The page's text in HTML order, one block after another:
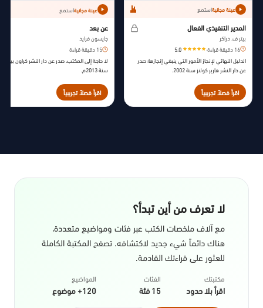
عينة مجانيةاستمع
المدير التنفيذي الفعال
بيتر ف. دراكر
16 دقيقة قراءة
·
5.0
الدليل النهائي لإنجاز الأمور التي ينبغي إنجازها؛ صدر
عن دار النشر هاربر كولنز سنة 2002.
اقرأ فصلاً تجريبياً
عينة مجانيةاستمع
عن بعد
جايسون فرايد
15 دقيقة قراءة
لا حاجة إلى المكتب، صدر عن دار النشر كراون
سنة 2013م.
اقرأ فصلاً تجريبياً
لا تعرف من أين تبدأ؟
مع آلاف ملخصات الكتب عبر فئات ومواضيع متعددة،
هناك دائماً شيء جديد لاكتشافه. تصفح المكتبة الكاملة
للعثور على قراءتك القادمة.
مكتبتك
اقرأ بلا حدود
الفئات
15 فئة
المواضيع
120+ موضوع